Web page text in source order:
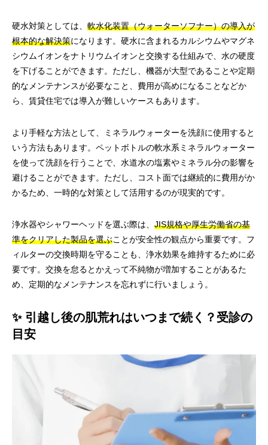
硬水対策としては、 軟水化装置（ウォーターソフナー）の導入が
根本的な解決策になります。硬水に含まれるカルシウムやマグネ
シウムイオンをナトリウムイオンと交換する仕組みで、水の硬度
を下げることができます。ただし、機器が大型であることや定期
的なメンテナンスが必要なこと、費用が高めになることなどか
ら、賃貸住宅では導入が難しいケースもあります。
より手軽な方法として、ミネラルウォーターを洗顔に使用すると
いう方法もあります。ペットボトルの軟水系ミネラルウォーター
を使って洗顔を行うことで、水道水の塩素やミネラル分の影響を
避けることができます。ただし、コスト面では継続的に費用がか
かるため、一時的な対策として活用するのが現実的です。
浄水器やシャワーヘッドを選ぶ際は、 JIS規格や厚生労働省の基
準をクリアした製品を選ぶことが安全性の観点から重要です。フ
ィルターの交換時期を守ることも、浄水効果を維持するために必
要です。交換を怠るとかえって不純物が増加することがあるた
め、定期的なメンテナンスを忘れずに行いましょう。
✨ 引越し後の肌荒れはいつまで続く？受診の
目安